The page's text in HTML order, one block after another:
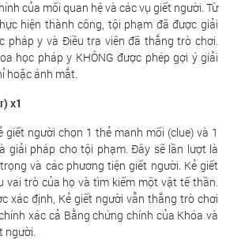
của mối quan hệ và các vụ giết người. Từ
hiện thành công, tội phạm đã được giải
pháp y và Điều tra viên đã thắng trò chơi.
học pháp y KHÔNG được phép gợi ý giải
hoặc ánh mắt.
x1
giết người chọn 1 thẻ manh mối (clue) và 1
giải pháp cho tội phạm. Đây sẽ lần lượt là
và các phương tiện giết người. Kẻ giết
vai trò của họ và tìm kiếm một vật tế thần.
xác định, Kẻ giết người vẫn thắng trò chơi
xác cả Bằng chứng chính của Khóa và
người.